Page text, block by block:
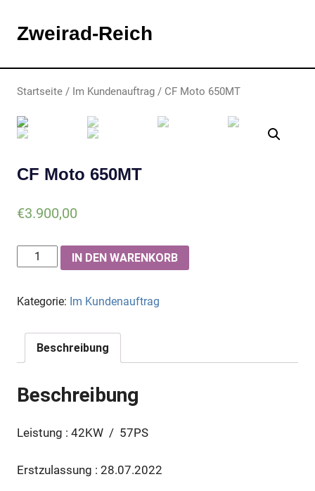
Inhalt
Zweirad-Reich
Startseite / Im Kundenauftrag / CF Moto 650MT
CF Moto 650MT
€3.900,00
Moto
Menge
IN DEN WARENKORB
Kategorie: Im Kundenauftrag
Beschreibung
Beschreibung
Leistung : 42KW / 57PS
Erstzulassung : 28.07.2022